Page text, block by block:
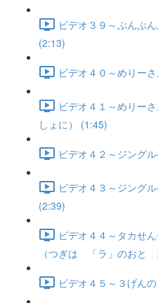
ビデオ３９～ぶんぶ
(2:13)
ビデオ４０～めりー
ビデオ４１～めりー
しょに） (1:45)
ビデオ４２～ジング
ビデオ４３～ジング
(2:39)
ビデオ４４～タカせ
（つぎは 「ラ」のおと
ビデオ４５～３げん